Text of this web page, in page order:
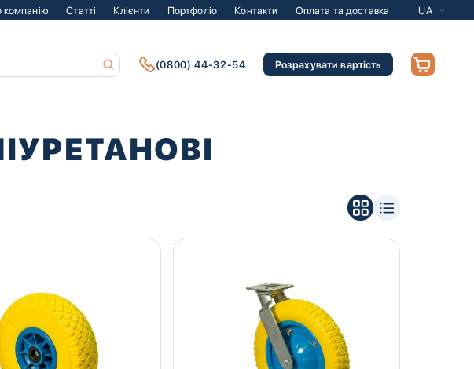
компанію Статті Клієнти Портфоліо Контакти Оплата та доставка UA
(0800) 44-32-54 Розрахувати вартість